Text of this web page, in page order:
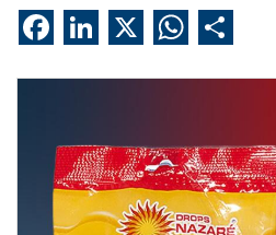
FacebookLinkedIn WhatsApp